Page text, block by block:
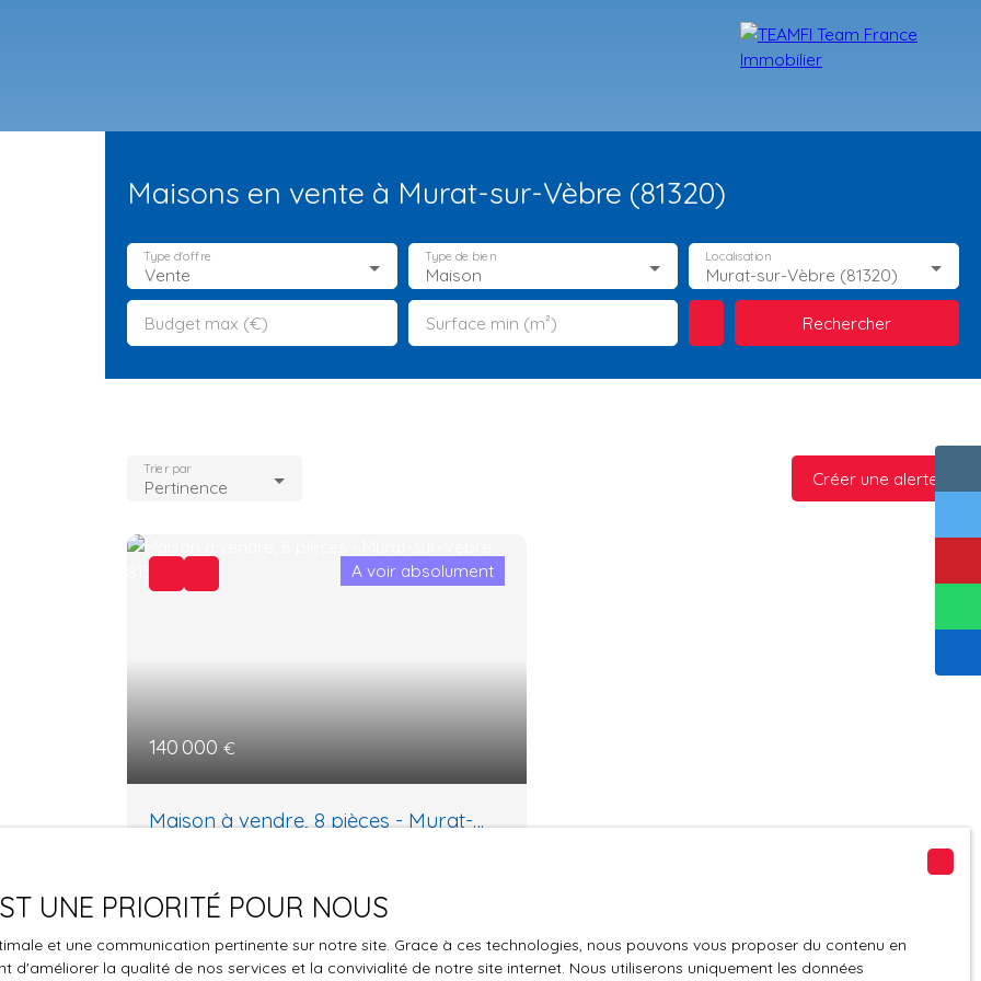
ESTIMATION VENDRE LA TEAM RECRUTEMENT TÉMOIGNAGES NOS FORMATIONS BLOG CONTACT
Maisons en vente à Murat-sur-Vèbre (81320)
Vente
Type d'offre
Maison
Type de bien
Murat-sur-Vèbre (81320)
Localisation
Budget max (€) Surface min (m²) Rechercher
Pertinence
Trier par Créer une alerte
140 000 €
A voir absolument
Maison à vendre, 8 pièces - Murat-
Murat-sur-Vèbre 81320
Située dans le village de Murat-sur-Vèbre,
avec ses commerces, écoles, et services ;
UNE PRIORITÉ POUR NOUS
et une communication pertinente sur notre site. Grace à ces technologies, nous pouvons vous proposer du contenu en
la qualité de nos services et la convivialité de notre site internet. Nous utiliserons uniquement les données